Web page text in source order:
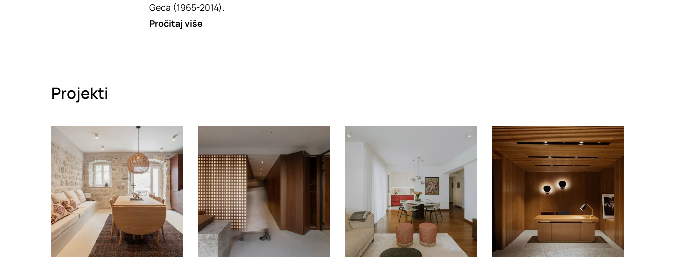
Geca (1965-2014).
Pročitaj više
Projekti
Loading Loading